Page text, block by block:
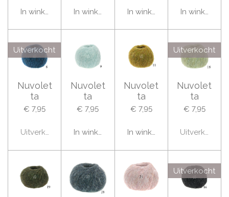
In winkelwagenIn winkelwagenIn winkelwagenIn
Uitverkocht
Nuvolet
ta
€ 7,95
Uitverkocht
Nuvolet
ta
€ 7,95
In winkelwagen
Nuvolet
ta
€ 7,95
In winkelwagen
Uitverkocht
Nuvolet
ta
€ 7,95
Uitverkocht
Uitverkocht